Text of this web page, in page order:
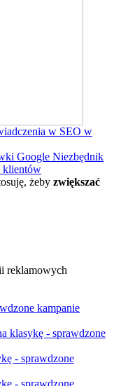
w SEO w
Google Niezbędnik
klientów
żeby zwiększać
reklamowych
kampanie
klasykę - sprawdzone
- sprawdzone
- sprawdzone